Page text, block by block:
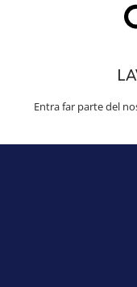
Entra far parte del